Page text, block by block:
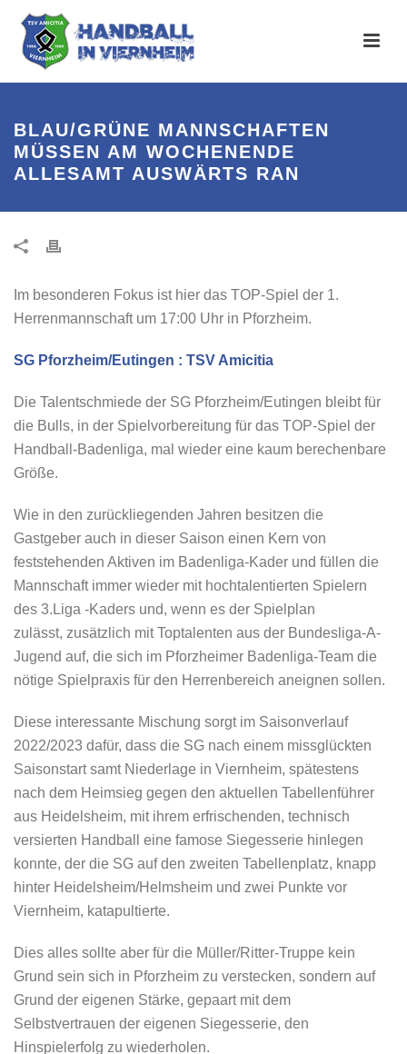
BLAU/GRÜNE MANNSCHAFTEN
MÜSSEN AM WOCHENENDE
ALLESAMT AUSWÄRTS RAN
Im besonderen Fokus ist hier das TOP-Spiel der 1.
Herrenmannschaft um 17:00 Uhr in Pforzheim.
SG Pforzheim/Eutingen : TSV Amicitia
Die Talentschmiede der SG Pforzheim/Eutingen bleibt für
die Bulls, in der Spielvorbereitung für das TOP-Spiel der
Handball-Badenliga, mal wieder eine kaum berechenbare
Größe.
Wie in den zurückliegenden Jahren besitzen die
Gastgeber auch in dieser Saison einen Kern von
feststehenden Aktiven im Badenliga-Kader und füllen die
Mannschaft immer wieder mit hochtalentierten Spielern
des 3.Liga -Kaders und, wenn es der Spielplan
zulässt, zusätzlich mit Toptalenten aus der Bundesliga-A-
Jugend auf, die sich im Pforzheimer Badenliga-Team die
nötige Spielpraxis für den Herrenbereich aneignen sollen.
Diese interessante Mischung sorgt im Saisonverlauf
2022/2023 dafür, dass die SG nach einem missglückten
Saisonstart samt Niederlage in Viernheim, spätestens
nach dem Heimsieg gegen den aktuellen Tabellenführer
aus Heidelsheim, mit ihrem erfrischenden, technisch
versierten Handball eine famose Siegesserie hinlegen
konnte, der die SG auf den zweiten Tabellenplatz, knapp
hinter Heidelsheim/Helmsheim und zwei Punkte vor
Viernheim, katapultierte.
Dies alles sollte aber für die Müller/Ritter-Truppe kein
Grund sein sich in Pforzheim zu verstecken, sondern auf
Grund der eigenen Stärke, gepaart mit dem
Selbstvertrauen der eigenen Siegesserie, den
Hinspielerfolg zu wiederholen.